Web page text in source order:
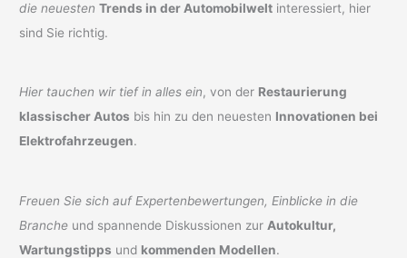
die neuesten Trends in der Automobilwelt interessiert, hier
sind Sie richtig.
Hier tauchen wir tief in alles ein, von der Restaurierung
klassischer Autos bis hin zu den neuesten Innovationen bei
Elektrofahrzeugen.
Freuen Sie sich auf Expertenbewertungen, Einblicke in die
Branche und spannende Diskussionen zur Autokultur,
Wartungstipps und kommenden Modellen.